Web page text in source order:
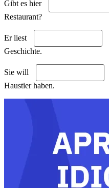
Gibt es hier
Restaurant?
Er liest
Geschichte.
Sie will
Haustier haben.